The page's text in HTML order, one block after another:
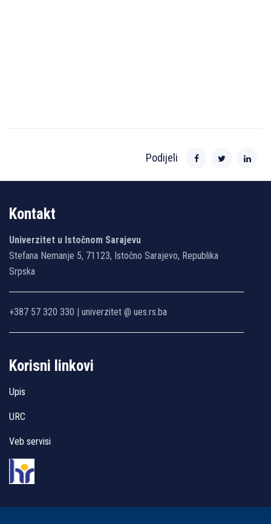
Podijeli
Kontakt
Univerzitet u Istočnom Sarajevu
Stefana Nemanje 5, 71123, Istočno Sarajevo, Republika
Srpska
+387 57 320 330 | univerzitet @ ues.rs.ba
Korisni linkovi
Upis
URC
Veb servisi